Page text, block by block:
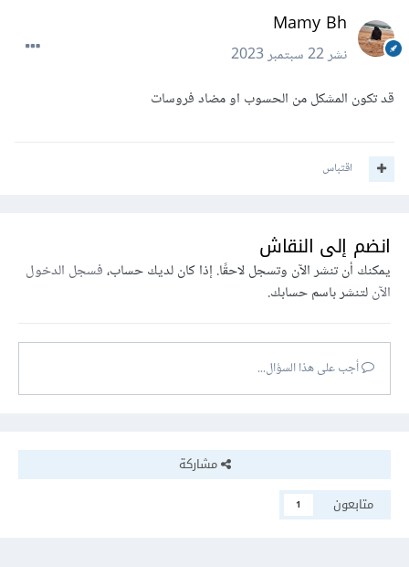
Mamy Bh
نشر22 سبتمبر 2023
قد تكون المشكل من الحسوب او مضاد فروسات
اقتباس
انضم إلى النقاش
يمكنك أن تنشر الآن وتسجل لاحقًا. إذا كان لديك حساب،فسجل الدخول
الآنلتنشر باسم حسابك.
أجب على هذا السؤال...
مشاركة
متابعون
1